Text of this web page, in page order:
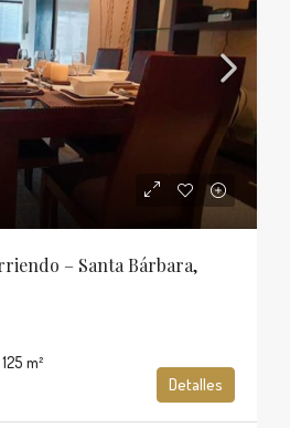
– Santa Bárbara,
125 m²
Detalles